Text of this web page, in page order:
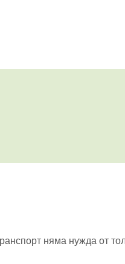
няма нужда от